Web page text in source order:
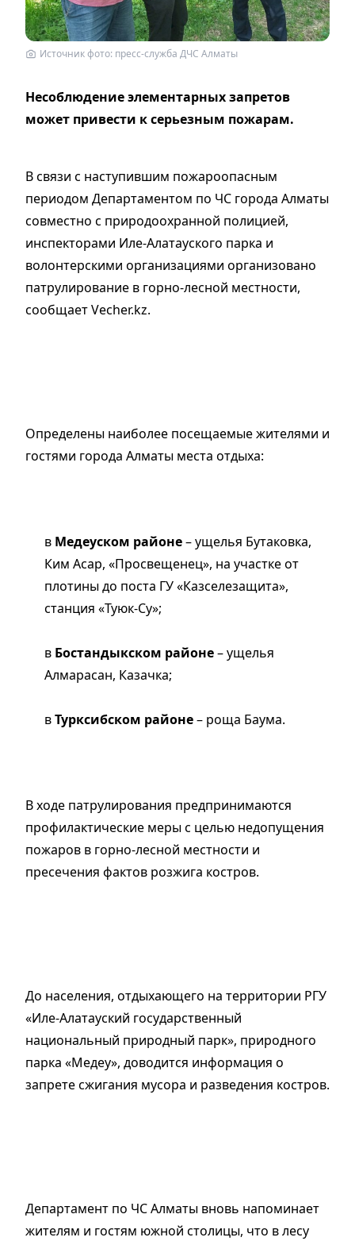
Источник фото: пресс-служба ДЧС Алматы
Несоблюдение элементарных запретов
может привести к серьезным пожарам.
В связи с наступившим пожароопасным
периодом Департаментом по ЧС города Алматы
совместно с природоохранной полицией,
инспекторами Иле-Алатауского парка и
волонтерскими организациями организовано
патрулирование в горно-лесной местности,
сообщает Vecher.kz.
Определены наиболее посещаемые жителями и
гостями города Алматы места отдыха:
в Медеуском районе– ущелья Бутаковка,
Ким Асар, «Просвещенец», на участке от
плотины до поста ГУ «Казселезащита»,
станция «Туюк-Су»;
в Бостандыкском районе– ущелья
Алмарасан, Казачка;
вТурксибском районе– роща Баума.
В ходе патрулирования предпринимаются
профилактические меры с целью недопущения
пожаров в горно-лесной местности и
пресечения фактов розжига костров.
До населения, отдыхающего на территории РГУ
«Иле-Алатауский государственный
национальный природный парк», природного
парка «Медеу», доводится информация о
запрете сжигания мусора и разведения костров.
Департамент по ЧС Алматы вновь напоминает
жителям и гостям южной столицы, что в лесу